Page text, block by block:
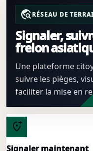
travel_exploreRÉSEAU DE
Signaler,
frelon
Une plateforme
suivre les pièges,
faciliter la mise en
add_location_alt
Signaler maintenant